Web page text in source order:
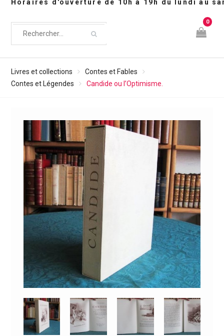
0
Livres et collections
Contes et Fables
Contes et Légendes
Candide ou l’Optimisme.